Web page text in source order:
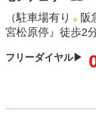
（駐車場有り
阪
宮松原停』徒歩2分
フリーダイヤル▶